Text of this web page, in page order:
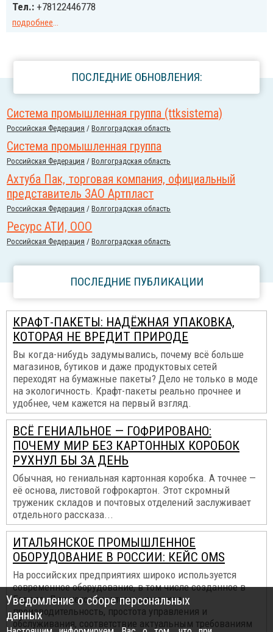
Тел.: +78122446778
подробнее...
ПОСЛЕДНИЕ ОБНОВЛЕНИЯ:
Система промышленная группа (ttksistema)
Российcкая Федерация /Волгоградская область
Система промышленная группа
Российcкая Федерация /Волгоградская область
Ахтуба Пак, торговая компания, официальный
представитель ЗАО Артпласт
Российcкая Федерация /Волгоградская область
Ресурс АТИ, ООО
Российcкая Федерация /Волгоградская область
ПОСЛЕДНИЕ ПУБЛИКАЦИИ
КРАФТ-ПАКЕТЫ: НАДЁЖНАЯ УПАКОВКА,
КОТОРАЯ НЕ ВРЕДИТ ПРИРОДЕ
Вы когда-нибудь задумывались, почему всё больше
магазинов, бутиков и даже продуктовых сетей
переходят на бумажные пакеты? Дело не только в моде
на экологичность. Крафт-пакеты реально прочнее и
удобнее, чем кажется на первый взгляд.
ВСЁ ГЕНИАЛЬНОЕ — ГОФРИРОВАНО:
ПОЧЕМУ МИР БЕЗ КАРТОННЫХ КОРОБОК
РУХНУЛ БЫ ЗА ДЕНЬ
Обычная, но гениальная картонная коробка. А точнее —
её основа, листовой гофрокартон. Этот скромный
труженик складов и почтовых отделений заслуживает
отдельного рассказа...
ИТАЛЬЯНСКОЕ ПРОМЫШЛЕННОЕ
ОБОРУДОВАНИЕ В РОССИИ: КЕЙС OMS
На российских предприятиях широко используется
современное оборудование, в том числе созданное в
Европе. Для него характерны высокая
производительность, простота управления и
обслуживания, соответствие актуальным требованиям
Уведомление о сборе персональных
данных